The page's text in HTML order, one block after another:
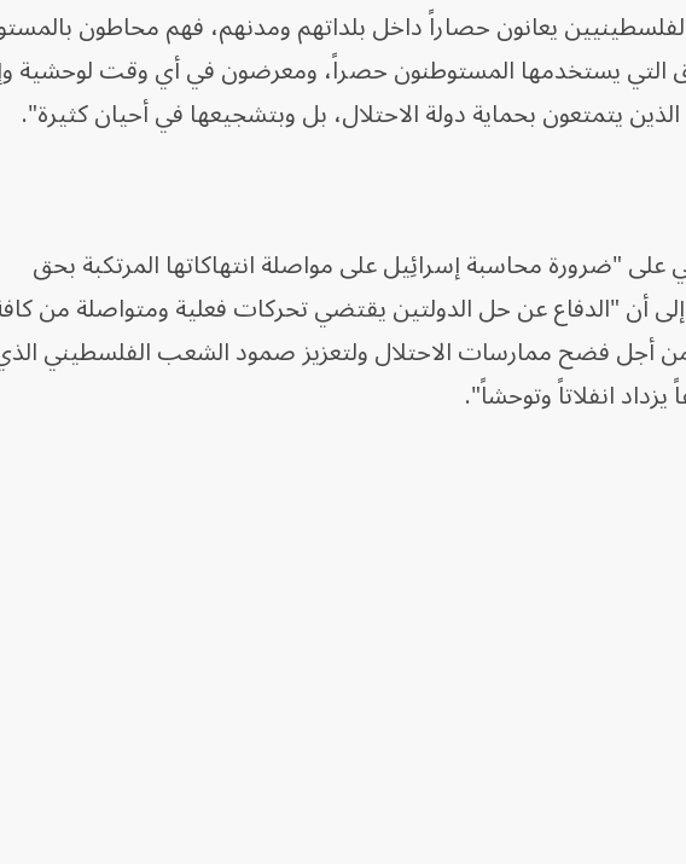
يعانون حصاراً داخل بلداتهم ومدنهم، فهم محاطون
التي يستخدمها المستوطنون حصراً، ومعرضون في أي وقت لوحشية
يتمتعون بحماية دولة الاحتلال، بل وبتشجيعها في أحيان كثيرة".
"ضرورة محاسبة إسرائِيل على مواصلة انتهاكاتها المرتكبة بحق
أن "الدفاع عن حل الدولتين يقتضي تحركات فعلية ومتواصلة من
من أجل فضح ممارسات الاحتلال ولتعزيز صمود الشعب الفلسطيني
انفلاتاً وتوحشاً".